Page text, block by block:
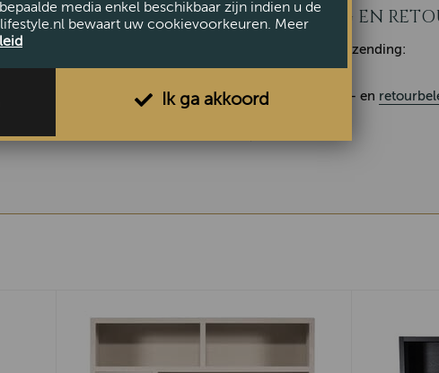
200
LEVERING EN
Klaar voor verzending:
Ons - en
media enkel beschikbaar zijn indien u de
bewaart uw cookievoorkeuren. Meer
Ik ga akkoord